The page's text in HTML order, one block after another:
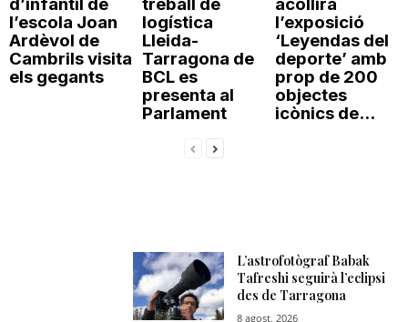
d’infantil de
l’escola Joan
Ardèvol de
Cambrils visita
els gegants
treball de
logística
Lleida-
Tarragona de
BCL es
presenta al
Parlament
acollirà
l’exposició
‘Leyendas del
deporte’ amb
prop de 200
objectes
icònics de...